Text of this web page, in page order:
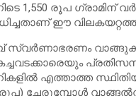
1,550 രൂപ ഗ്രാമിന്
ഈ
സ്വർണാഭരണം വാങ്ങുക
എത്താത്ത
ചേരുമ്പോൾ